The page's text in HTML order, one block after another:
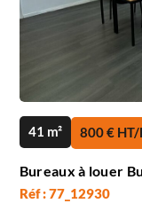
41 m² 800 €
Bureaux à louer
Réf : 77_12930